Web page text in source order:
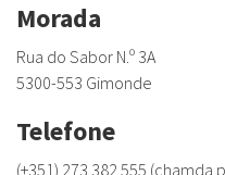
Morada
Rua do Sabor N.º 3A
5300-553 Gimonde
Telefone
(+351) 273 382 555 (chamda